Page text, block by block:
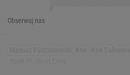
Obserwuj nas